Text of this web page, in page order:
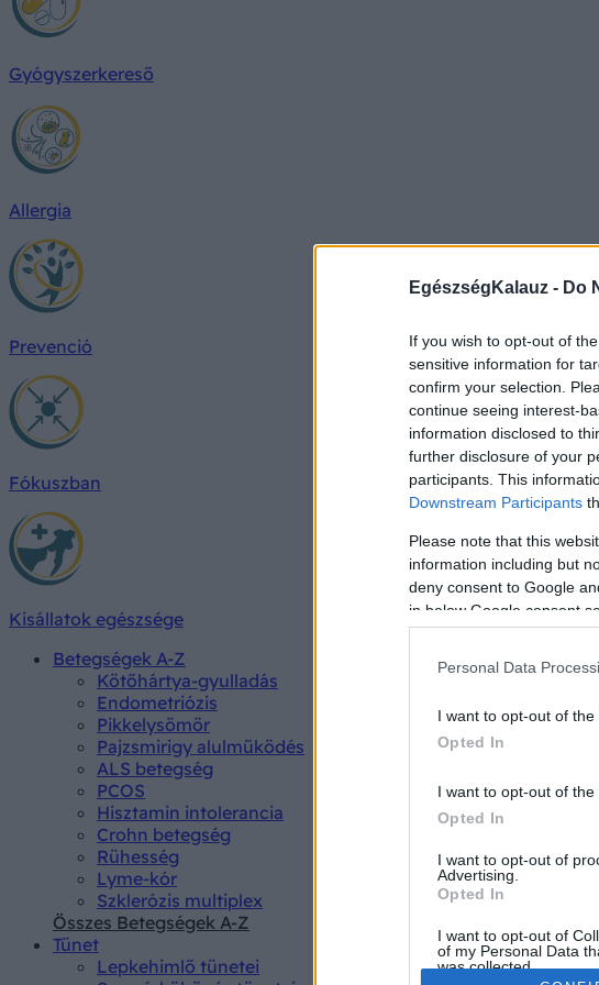
EgészségKalauz - Do
If you wish to opt-out of
sensitive information for
confirm your selection.
continue seeing interest-
information disclosed to
further disclosure of your
participants. This
Downstream Participants
Please note that this
information including but
deny consent to Google
in below Google consent
Personal Data
I want to opt-out of the
Opted In
I want to opt-out of the
Opted In
I want to opt-out of
Advertising.
Opted In
I want to opt-out of
of my Personal Data
was collected.
Gyógyszerkereső
Allergia
Prevenció
Fókuszban
Kisállatok egészsége
Betegségek A-Z
Kötőhártya-gyulladás
Endometriózis
Pikkelysömör
Pajzsmirigy alulműködés
ALS betegség
PCOS
Hisztamin intolerancia
Crohn betegség
Rühesség
Lyme-kór
Szklerózis multiplex
Összes Betegségek A-Z
Tünet
Lepkehimlő tünetei